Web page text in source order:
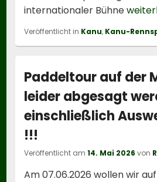
internationaler Bühne
Veröffentlicht in Kanu, Kanu-
Paddeltour auf der
leider abgesagt
einschließlich
!!!
Veröffentlicht am14. Mai 2026 von
Am 07.06.2026 wollen wir